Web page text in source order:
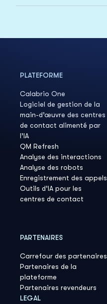
PLATEFORME
Calabrio One
Logiciel de gestion de la
main-d’œuvre des centres
de contact alimenté par
l’IA
QM Refresh
Analyse des interactions
Analyse des robots
Enregistrement des appels
Outils d’IA pour les
centres de contact
PARTENAIRES
Carrefour des partenaires
Partenaires de la
plateforme
Partenaires revendeurs
LEGAL